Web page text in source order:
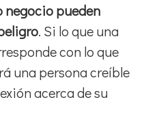
negocio pueden
. Si lo que una
con lo que
una persona creíble
acerca de su